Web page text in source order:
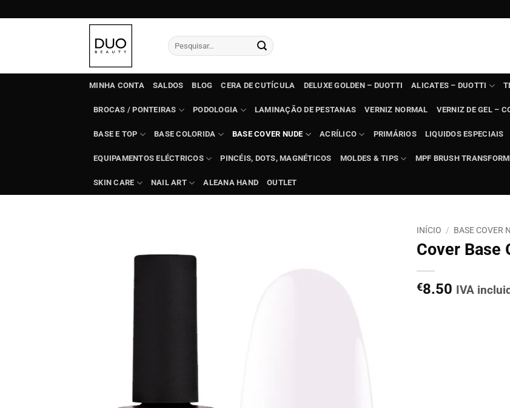
to
Pesquisar
por:
MINHA CONTA SALDOS BLOG CERA DE CUTÍCULA DELUXE GOLDEN – DUOTTI ALICATES – DUOTTI
BROCAS / PONTEIRAS PODOLOGIA LAMINAÇÃO DE PESTANAS VERNIZ NORMAL VERNIZ DE GEL –
BASE E TOP BASE COLORIDA BASE COVER NUDE ACRÍLICO PRIMÁRIOS LIQUIDOS ESPECIAIS
EQUIPAMENTOS ELÉCTRICOS PINCÉIS, DOTS, MAGNÉTICOS MOLDES & TIPS MPF BRUSH
SKIN CARE NAIL ART ALEANA HAND OUTLET
INÍCIO / BASE COVER
Cover Base
€8.50 IVA